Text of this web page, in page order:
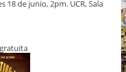
18 de junio, 2pm. UCR, Sala